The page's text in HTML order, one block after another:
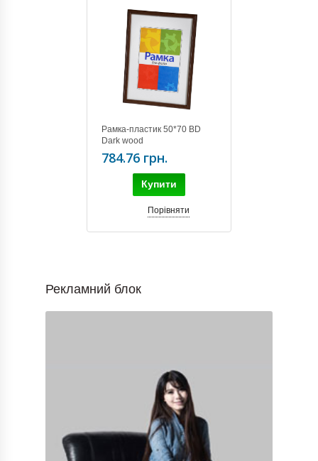
Рамка-пластик 50*70 BD
Dark wood
784.76 грн.
Купити
Порівняти
Рекламний блок